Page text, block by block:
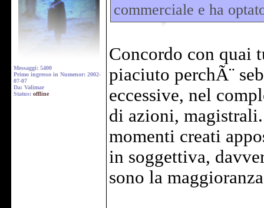
Messaggi: 5400
Primo ingresso in Numenor: 2002-
07-07
Da: Valimar
Status: offline
commerciale e ha
Concordo con quai
piaciuto perchÃ¨
eccessive, nel
di azioni,
momenti creati
in soggettiva,
sono la